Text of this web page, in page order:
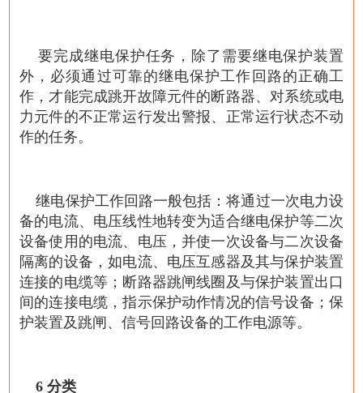
要完成继电保护任务，除了需要继电保护装置
外，必须通过可靠的继电保护工作回路的正确工
作，才能完成跳开故障元件的断路器、对系统或电
力元件的不正常运行发出警报、正常运行状态不动
作的任务。
继电保护工作回路一般包括：将通过一次电力设
备的电流、电压线性地转变为适合继电保护等二次
设备使用的电流、电压，并使一次设备与二次设备
隔离的设备，如电流、电压互感器及其与保护装置
连接的电缆等；断路器跳闸线圈及与保护装置出口
间的连接电缆，指示保护动作情况的信号设备；保
护装置及跳闸、信号回路设备的工作电源等。
6 分类